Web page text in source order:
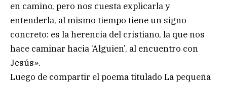
en camino, pero nos cuesta explicarla y
entenderla, al mismo tiempo tiene un signo
concreto: es la herencia del cristiano, la que nos
hace caminar hacia ‘Alguien’, al encuentro con
Jesús».
Luego de compartir el poema titulado La pequeña